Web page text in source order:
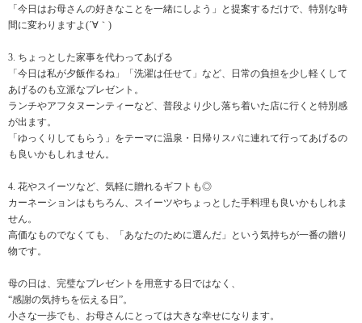
「今日はお母さんの好きなことを一緒にしよう」と提案するだけで、特別な時
間に変わりますよ(´∀｀)
3. ちょっとした家事を代わってあげる
「今日は私が夕飯作るね」「洗濯は任せて」など、日常の負担を少し軽くして
あげるのも立派なプレゼント。
ランチやアフタヌーンティーなど、普段より少し落ち着いた店に行くと特別感
が出ます。
「ゆっくりしてもらう」をテーマに温泉・日帰りスパに連れて行ってあげるの
も良いかもしれません。
4. 花やスイーツなど、気軽に贈れるギフトも◎
カーネーションはもちろん、スイーツやちょっとした手料理も良いかもしれま
せん。
高価なものでなくても、「あなたのために選んだ」という気持ちが一番の贈り
物です。
母の日は、完璧なプレゼントを用意する日ではなく、
“感謝の気持ちを伝える日”。
小さな一歩でも、お母さんにとっては大きな幸せになります。